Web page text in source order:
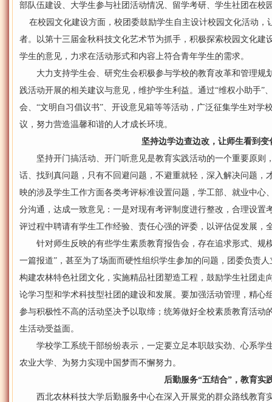
部队伍建设、大学生参与社团活动情况、留学考研、学生社团在校
在校园文化建设方面，校团委鼓励学生自主设计校园文化活动，
者。以第十三届金秋科技文化艺术节为抓手，积极探索校园文化建
学生的意见，力求在活动形式和内容上符合青年学生的需求。
大力支持学生会、研究生会积极参与学校的教育改革和管理规
践活动开展的相关建议与意见，维护学生利益。通过“维权小助手”
会、“文明自习倡议书”、开设意见箱等等活动，广泛征集学生对学
议，努力营造温馨和谐的人才成长环境。
坚持边学边查边改，让师生看到变
坚持开门搞活动、开门听意见是教育实践活动的一个重要原则
话、找到真问题，只有不回避问题，不避重就轻，深入解决问题，
映的涉及学生工作方面各类考评标准设置问题，学工部、就业中心
分沟通，达成一致意见：一是对现有考评制度进行整改，合理设置
评过程中聘请有学生工作经验、责任心强的评委，以评估促发展，
针对师生反映的有些学生素质教育报告会，存在追求形式、规
一篇报道”，甚至为了场面而硬性组织学生参加的问题，团委负责
构建农林特色社团文化，实施精品社团塑造工程，鼓励学生社团走
论学习型和学术科技型社团的建设和发展。要加强活动管理，精心
参与积极性不高的活动坚决予以取缔；统筹做好全校素质教育活动
生活动受益面。
学校学工系统干部纷纷表示，一定要立足本职鼓实劲、心系学
农业大学、为努力实现中国梦而不懈努力。
后勤服务“五结合”，教育实
西北农林科技大学后勤服务中心在深入开展党的群众路线教育